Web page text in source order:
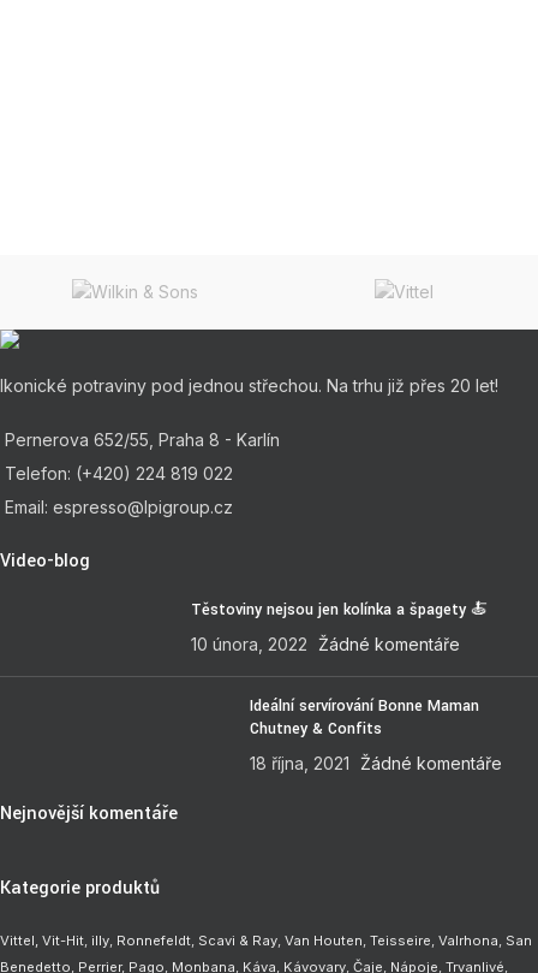
Ikonické potraviny pod jednou střechou. Na trhu již přes 20 let!
Pernerova 652/55, Praha 8 - Karlín
Telefon: (+420) 224 819 022
Email: espresso@lpigroup.cz
Video-blog
Těstoviny nejsou jen kolínka a špagety 🍝
10 února, 2022 Žádné komentáře
Ideální servírování Bonne Maman
Chutney & Confits
18 října, 2021 Žádné komentáře
Nejnovější komentáře
Kategorie produktů
Vittel, Vit-Hit illy Ronnefeldt Scavi & Ray Van Houten Teisseire Valrhona San
Benedetto Perrier, Pago Monbana Káva Kávovary Čaje Nápoje Trvanlivé